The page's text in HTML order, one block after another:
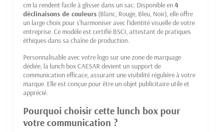
cm la rendent facile à glisser dans un sac. Disponible en4
déclinaisons de couleurs (Blanc, Rouge, Bleu, Noir), elle offre
un large choix pour s'harmoniser avec l'identité visuelle de votre
entreprise. Ce modèle est certifié BSCI, attestant de pratiques
éthiques dans sa chaîne de production.
Personnalisable avec votre logo sur une zone de marquage
dédiée, la lunch box CAESAR devient un support de
communication efficace, assurant une visibilité régulière à votre
marque. Elle est conçue pour être un objet publicitaire utile et
apprécié.
Pourquoi choisir cette lunch box pour
votre communication ?